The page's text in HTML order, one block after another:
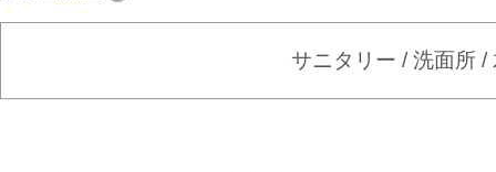
サニタリー / 洗面所 /